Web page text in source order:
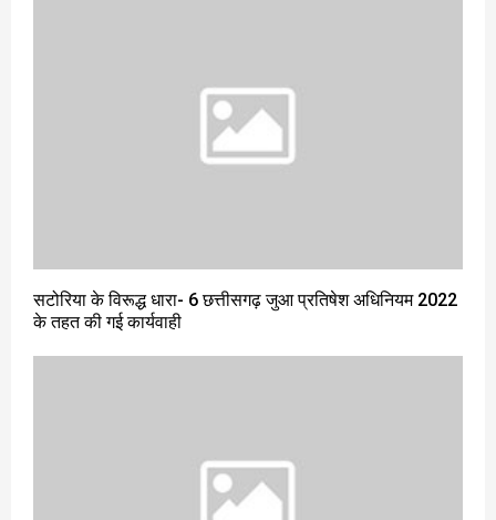
सटोरिया के विरूद्ध धारा- 6 छत्तीसगढ़ जुआ प्रतिषेश अधिनियम 2022
के तहत की गई कार्यवाही